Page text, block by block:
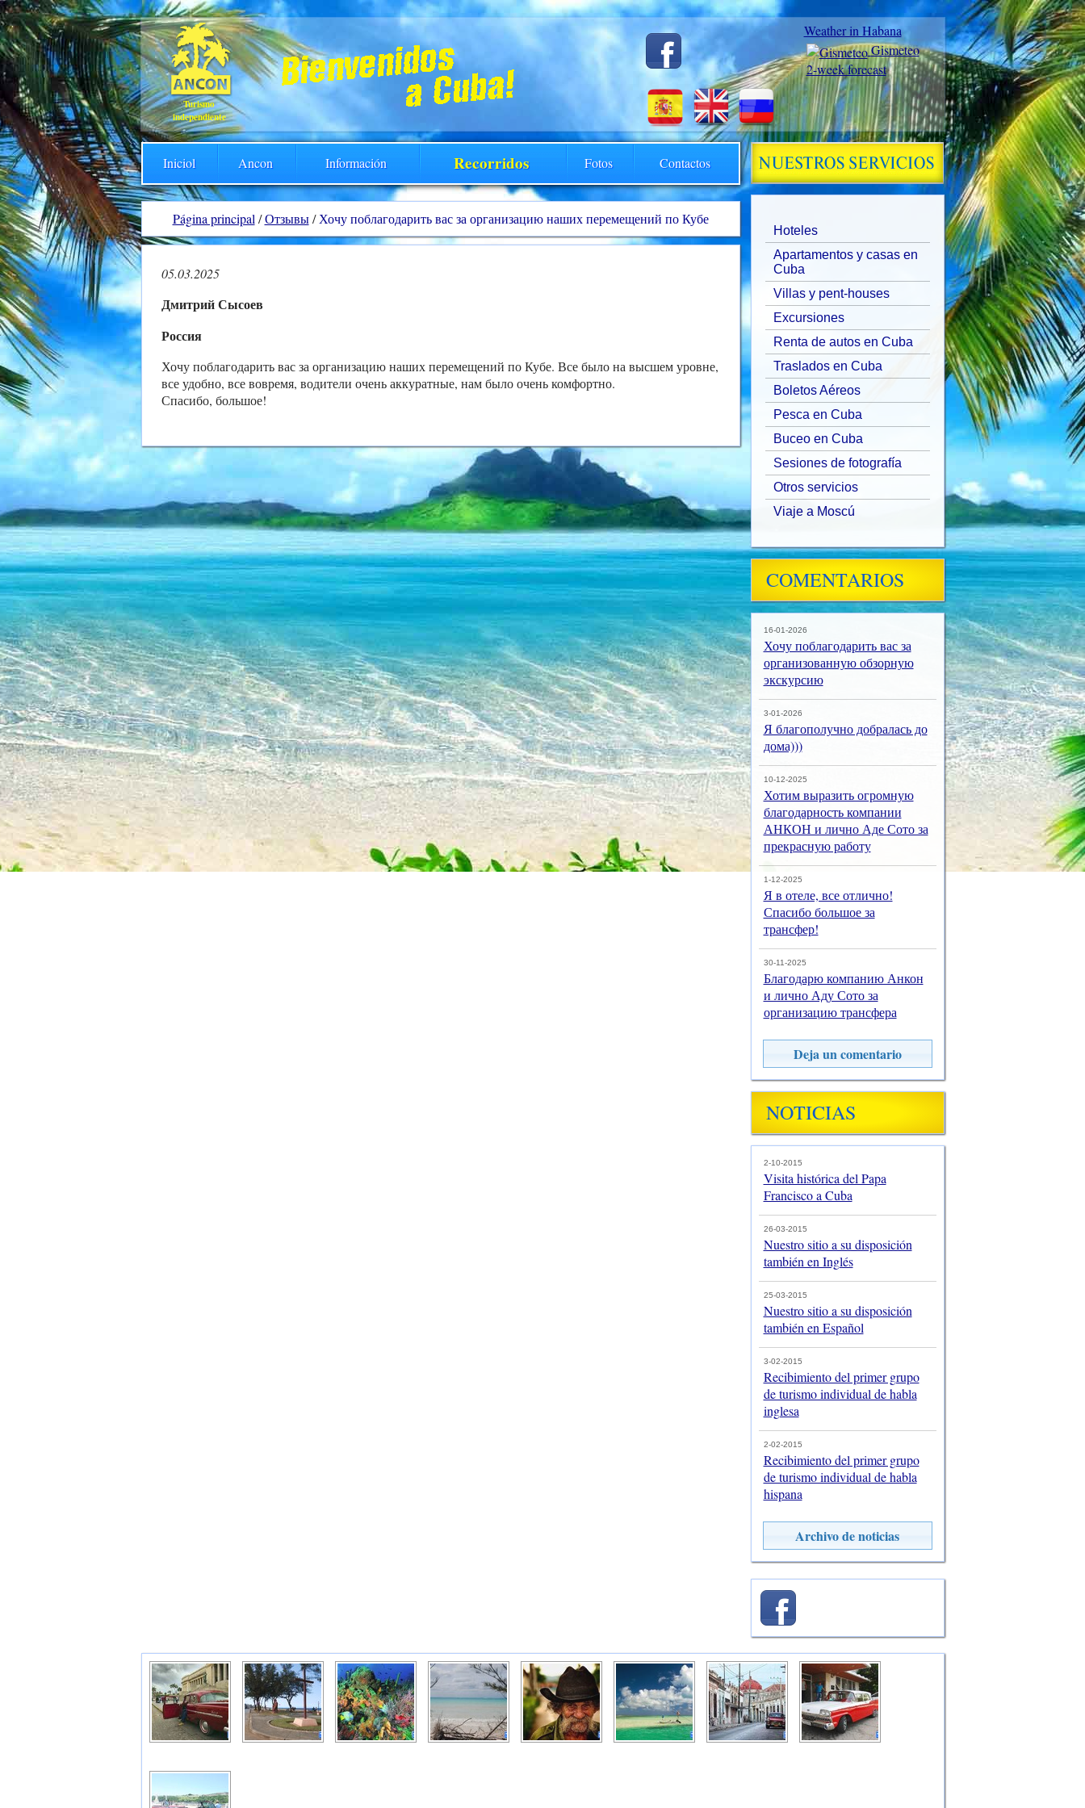
Turismo
independiente
Weather in Habana
Gismeteo
2-week forecast
Iniciol Ancon Información Recorridos Fotos Contactos
Página principal /Отзывы /Хочу поблагодарить вас за организацию наших перемещений по Кубе
05.03.2025
Дмитрий Сысоев
Россия
Хочу поблагодарить вас за организацию наших перемещений по Кубе. Все было на высшем уровне,
все удобно, все вовремя, водители очень аккуратные, нам было очень комфортно.
Спасибо, большое!
Hoteles
Apartamentos y casas en
Cuba
Villas y pent-houses
Excursiones
Renta de autos en Cuba
Traslados en Cuba
Boletos Aéreos
Pesca en Cuba
Buceo en Cuba
Sesiones de fotografía
Otros servicios
Viaje a Moscú
COMENTARIOS
16-01-2026
Хочу поблагодарить вас за
организованную обзорную
экскурсию
3-01-2026
Я благополучно добралась до
дома)))
10-12-2025
Хотим выразить огромную
благодарность компании
АНКОН и лично Аде Сото за
прекрасную работу
1-12-2025
Я в отеле, все отлично!
Спасибо большое за
трансфер!
30-11-2025
Благодарю компанию Анкон
и лично Аду Сото за
организацию трансфера
Deja un comentario
NOTICIAS
2-10-2015
Visita histórica del Papa
Francisco a Cuba
26-03-2015
Nuestro sitio a su disposición
también en Inglés
25-03-2015
Nuestro sitio a su disposición
también en Español
3-02-2015
Recibimiento del primer grupo
de turismo individual de habla
inglesa
2-02-2015
Recibimiento del primer grupo
de turismo individual de habla
hispana
Archivo de noticias